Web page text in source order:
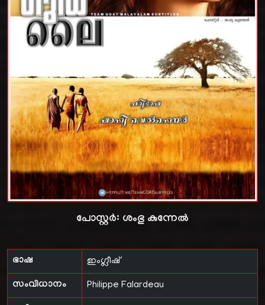
പോസ്റ്റർ: ശംഭു കുന്നേൽ
ഭാഷ ഇംഗ്ലീഷ്
സംവിധാനം Philippe Falardeau